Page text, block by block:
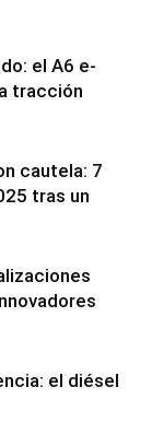
el A6 e-
tracción
cautela: 7
tras un
el diésel